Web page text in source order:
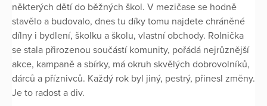
některých dětí do běžných škol. V mezičase se hodně
stavělo a budovalo, dnes tu díky tomu najdete chráněné
dílny i bydlení, školku a školu, vlastní obchody. Rolnička
se stala přirozenou součástí komunity, pořádá nejrůznější
akce, kampaně a sbírky, má okruh skvělých dobrovolníků,
dárců a příznivců. Každý rok byl jiný, pestrý, přinesl změny.
Je to radost a div.